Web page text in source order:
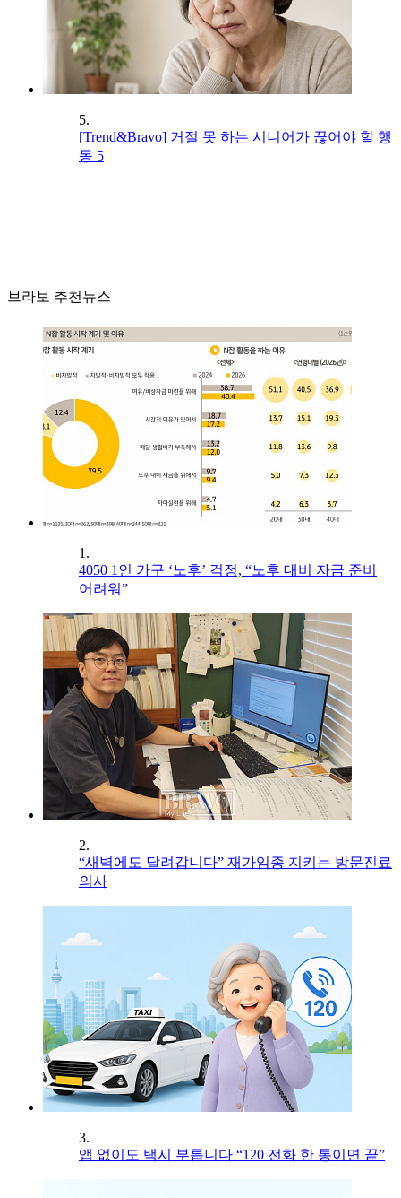
5.
[Trend&Bravo] 거절 못 하는 시니어가 끊어야 할 행
동 5
브라보 추천뉴스
1.
4050 1인 가구 ‘노후’ 걱정, “노후 대비 자금 준비
어려워”
2.
“새벽에도 달려갑니다” 재가임종 지키는 방문진료
의사
3.
앱 없이도 택시 부릅니다 “120 전화 한 통이면 끝”